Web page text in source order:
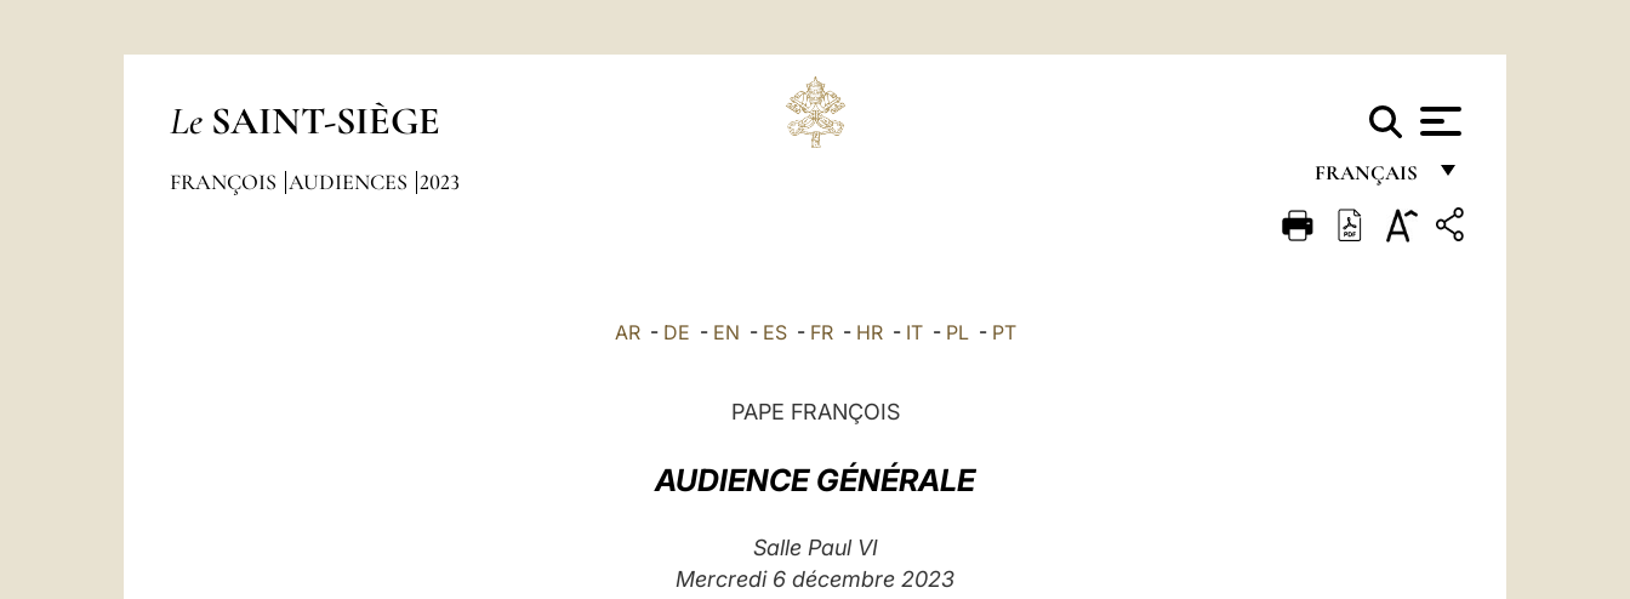
Le SAINT-SIÈGE
FRANÇAIS
FRANÇAIS
FRANÇOIS AUDIENCES 2023
AR- DE - EN - ES- FR- HR- IT- PL- PT
PAPE FRANÇOIS
AUDIENCE GÉNÉRALE
Salle Paul VI
Mercredi 6 décembre 2023